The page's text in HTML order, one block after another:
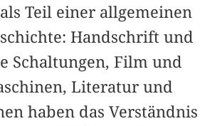
Teil einer allgemeinen
Handschrift und
Schaltungen, Film und
Literatur und
haben das Verständnis